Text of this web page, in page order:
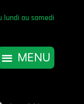
lundi au samedi